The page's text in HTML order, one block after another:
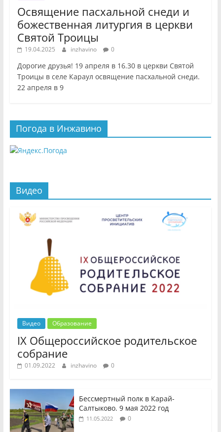
Освящение пасхальной снеди и
божественная литургия в церкви
Святой Троицы
19.04.2025 inzhavino 0
Дорогие друзья! 19 апреля в 16.30 в церкви Святой
Троицы в селе Караул освящение пасхальной снеди.
22 апреля в 9
Погода в Инжавино
Видео
Видео Образование
IX Общероссийское родительское
собрание
01.09.2022 inzhavino 0
Бессмертный полк в Карай-
Салтыково. 9 мая 2022 год
11.05.2022 0